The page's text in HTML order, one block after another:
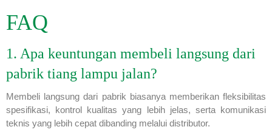
FAQ
1. Apa keuntungan membeli langsung dari
pabrik tiang lampu jalan?
Membeli langsung dari pabrik biasanya memberikan fleksibilitas
spesifikasi, kontrol kualitas yang lebih jelas, serta komunikasi
teknis yang lebih cepat dibanding melalui distributor.